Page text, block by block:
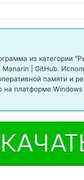
из категории
| GitHub.
памяти и
на платформе